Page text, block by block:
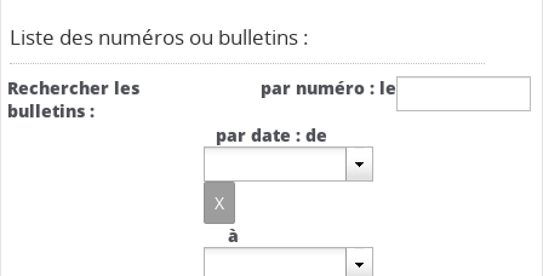
Liste des numéros ou bulletins :
Rechercher les
bulletins :
par numéro : le
par date : de
à